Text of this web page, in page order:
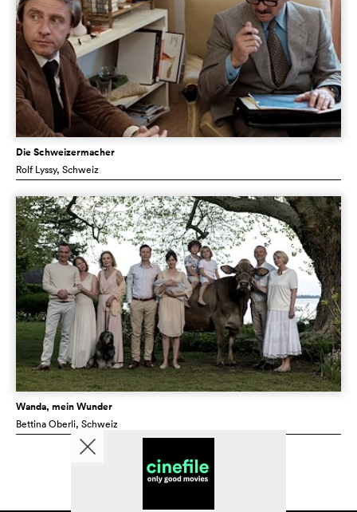
Die Schweizermacher
Rolf Lyssy, Schweiz
Wanda, mein Wunder
Bettina Oberli, Schweiz